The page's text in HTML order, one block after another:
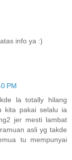
info ya :)
PM
la totally hilang
kita pakai selalu ia
jer mesti lambat
asli yg takde
tu mempunyai